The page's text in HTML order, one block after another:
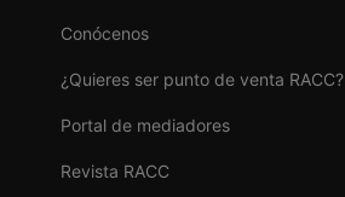
Conócenos
¿Quieres ser punto de venta RACC?
Portal de mediadores
Revista RACC